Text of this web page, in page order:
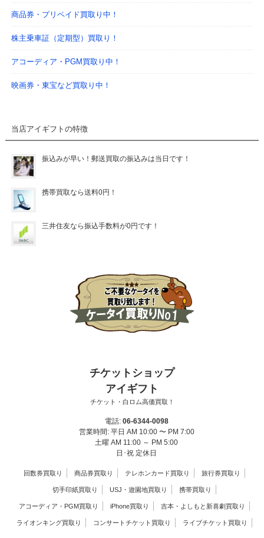
商品券・プリペイド買取り中！
株主乗車証（定期型）買取り！
アコーディア・PGM買取り中！
映画券・東宝など買取り中！
当店アイギフトの特徴
振込みが早い！郵送買取の振込みは当日です！
携帯買取なら送料0円！
三井住友なら振込手数料が0円です！
チケットショップ
アイギフト
チケット・白ロム高価買取！
電話:06-6344-0098
営業時間: 平日 AM 10:00 〜 PM 7:00
土曜 AM 11:00 ～ PM 5:00
日･祝 定休日
回数券買取り 商品券買取り テレホンカード買取り 旅行券買取り
切手印紙買取り USJ・遊園地買取り 携帯買取り
アコーディア・PGM買取り iPhone買取り 吉本・よしもと新喜劇買取り
ライオンキング買取り コンサートチケット買取り ライブチケット買取り